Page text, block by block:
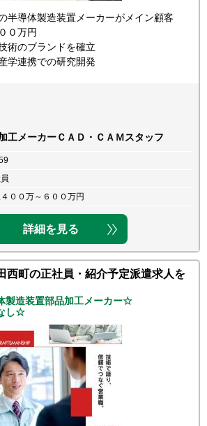
半導体製造装置メーカーがメイン顧客
０万円
術のブランドを確立
学連携での研究開発
工メーカーＣＡＤ・ＣＡＭスタッフ
００万～６００万円
詳細を見る
西町の正社員・紹介予定派遣求人を
製造装置部品加工メーカー☆
し☆